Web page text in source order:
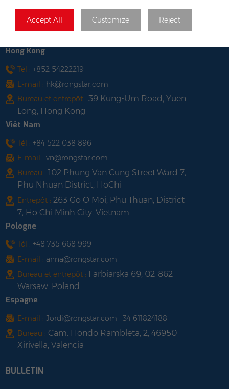
Accept All Customize Reject
E-mail :anna@rongstar.com
Bureau et entrepôt :
Industriestraße 40, 52457
Hong Kong
Tél : +852 54222219
E-mail : hk@rongstar.com
Bureau et entrepôt : 39 Kung-Um Road, Yuen
Long, Hong Kong
Viêt Nam
Tél : +84 522 038 896
E-mail : vn@rongstar.com
Bureau : 102 Phung Van Cung Street,Ward 7,
Phu Nhuan District, HoChi
Entrepôt : 263 Go O Moi, Phu Thuan, District
7, Ho Chi Minh City, Vietnam
Pologne
Tél : +48 735 668 999
E-mail : anna@rongstar.com
Bureau et entrepôt : Farbiarska 69, 02-862
Warsaw, Poland
Espagne
E-mail : Jordi@rongstar.com +34 611824188
Bureau : Cam. Hondo Rambleta, 2, 46950
Xirivella, Valencia
BULLETIN